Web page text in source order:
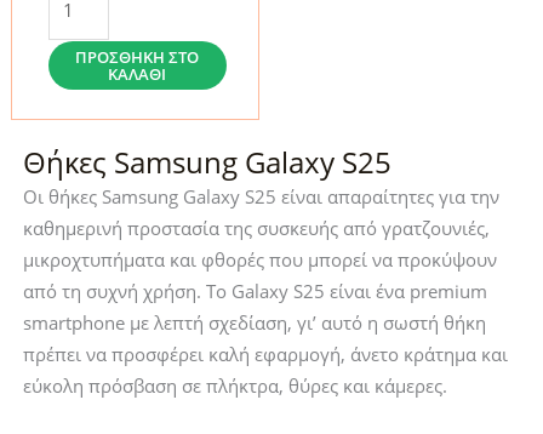
Galaxy
S25
Spigen
Ultra
Hybrid
Crystal
Clear
(ACS09006)
ποσότητα
ΠΡΟΣΘΉΚΗ ΣΤΟ
ΚΑΛΆΘΙ
Θήκες Samsung Galaxy S25
Οι θήκες Samsung Galaxy S25 είναι απαραίτητες για την
καθημερινή προστασία της συσκευής από γρατζουνιές,
μικροχτυπήματα και φθορές που μπορεί να προκύψουν
από τη συχνή χρήση. Το Galaxy S25 είναι ένα premium
smartphone με λεπτή σχεδίαση, γι’ αυτό η σωστή θήκη
πρέπει να προσφέρει καλή εφαρμογή, άνετο κράτημα και
εύκολη πρόσβαση σε πλήκτρα, θύρες και κάμερες.